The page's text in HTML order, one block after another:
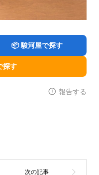
📦 駿河屋で探す
探す
報告する